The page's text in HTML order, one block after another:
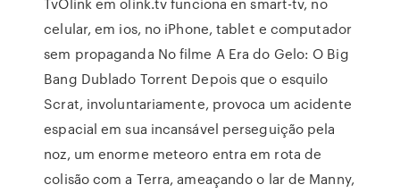
celular, em ios, no iPhone, tablet e computador
sem propaganda No filme A Era do Gelo: O Big
Bang Dublado Torrent Depois que o esquilo
Scrat, involuntariamente, provoca um acidente
espacial em sua incansável perseguição pela
noz, um enorme meteoro entra em rota de
colisão com a Terra, ameaçando o lar de Manny,